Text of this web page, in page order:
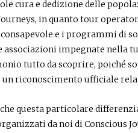
cura e dedizione delle
in quanto tour
e i programmi di
impegnate nella
tutto da scoprire, poiché
un riconoscimento ufficiale
questa particolare
da noi di Conscious